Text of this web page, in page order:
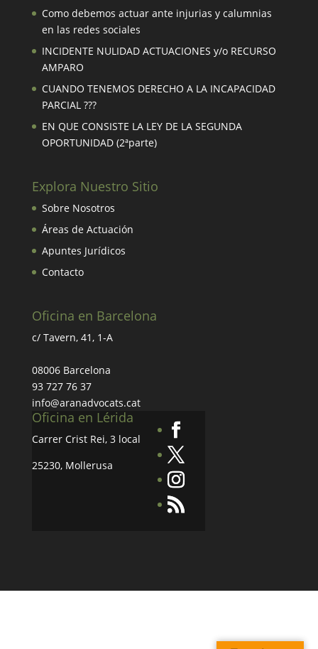
Como debemos actuar ante injurias y calumnias
en las redes sociales
INCIDENTE NULIDAD ACTUACIONES y/o RECURSO
AMPARO
CUANDO TENEMOS DERECHO A LA INCAPACIDAD
PARCIAL ???
EN QUE CONSISTE LA LEY DE LA SEGUNDA
OPORTUNIDAD (2ªparte)
Explora Nuestro Sitio
Sobre Nosotros
Áreas de Actuación
Apuntes Jurídicos
Contacto
Oficina en Barcelona
c/ Tavern, 41, 1-A
08006 Barcelona
93 727 76 37
info@aranadvocats.cat
Oficina en Lérida
Carrer Crist Rei, 3 local
25230, Mollerusa